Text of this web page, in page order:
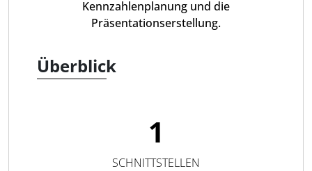
Kennzahlenplanung und die
Präsentationserstellung.
Überblick
1
SCHNITTSTELLEN